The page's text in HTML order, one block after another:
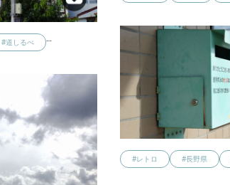
#道しるべ
#レトロ #長野県